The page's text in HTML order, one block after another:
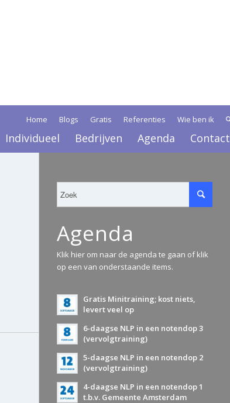
Home Blogs Gratis Referenties Wie ben ik
Individueel Bedrijven Agenda Contact
Agenda
Klik hier om naar de agenda te gaan of klik
op een van onderstaande items.
Gratis Minitraining; kost niets,
levert veel op
6-daagse NLP in een notendop 3
(vervolgtraining)
5-daagse NLP in een notendop 2
(vervolgtraining)
4-daagse NLP in een notendop 1
t.b.v. Gemeente Amsterdam